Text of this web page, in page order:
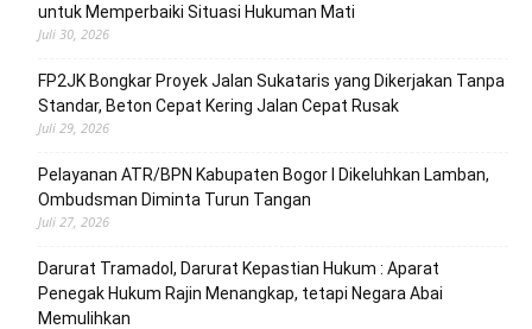
untuk Memperbaiki Situasi Hukuman Mati
Juli 30, 2026
FP2JK Bongkar Proyek Jalan Sukataris yang Dikerjakan Tanpa
Standar, Beton Cepat Kering Jalan Cepat Rusak
Juli 29, 2026
Pelayanan ATR/BPN Kabupaten Bogor I Dikeluhkan Lamban,
Ombudsman Diminta Turun Tangan
Juli 27, 2026
Darurat Tramadol, Darurat Kepastian Hukum : Aparat
Penegak Hukum Rajin Menangkap, tetapi Negara Abai
Memulihkan